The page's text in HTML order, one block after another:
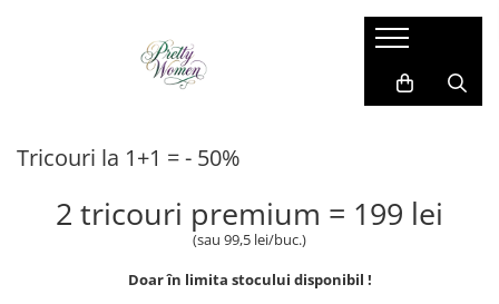
Imbracaminte dama
Geci si jachete
Pantaloni si blugi
Accesorii dama
Esarfe
Brose
Cadou pentru EL
Camasi barbati
Sacouri barbati
Compleu sport
Tricouri la 1+1 = - 50%
2 tricouri premium = 199 lei
(sau 99,5 lei/buc.)
Doar în limita stocului disponibil !